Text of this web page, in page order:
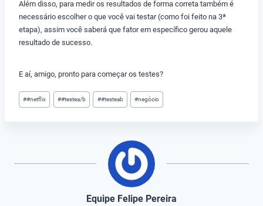
Além disso, para medir os resultados de forma correta também é
necessário escolher o que você vai testar (como foi feito na 3ª
etapa), assim você saberá que fator em específico gerou aquele
resultado de sucesso.
E aí, amigo, pronto para começar os testes?
Tags
do
##netflix ##testea/b ##testeab #negócio
Equipe Felipe Pereira